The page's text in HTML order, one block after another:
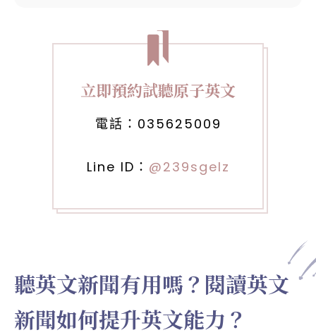
立即預約試聽原子英文
電話： 035625009
Line ID： @239sgelz
聽英文新聞有用嗎？閱讀英文
新聞如何提升英文能力？